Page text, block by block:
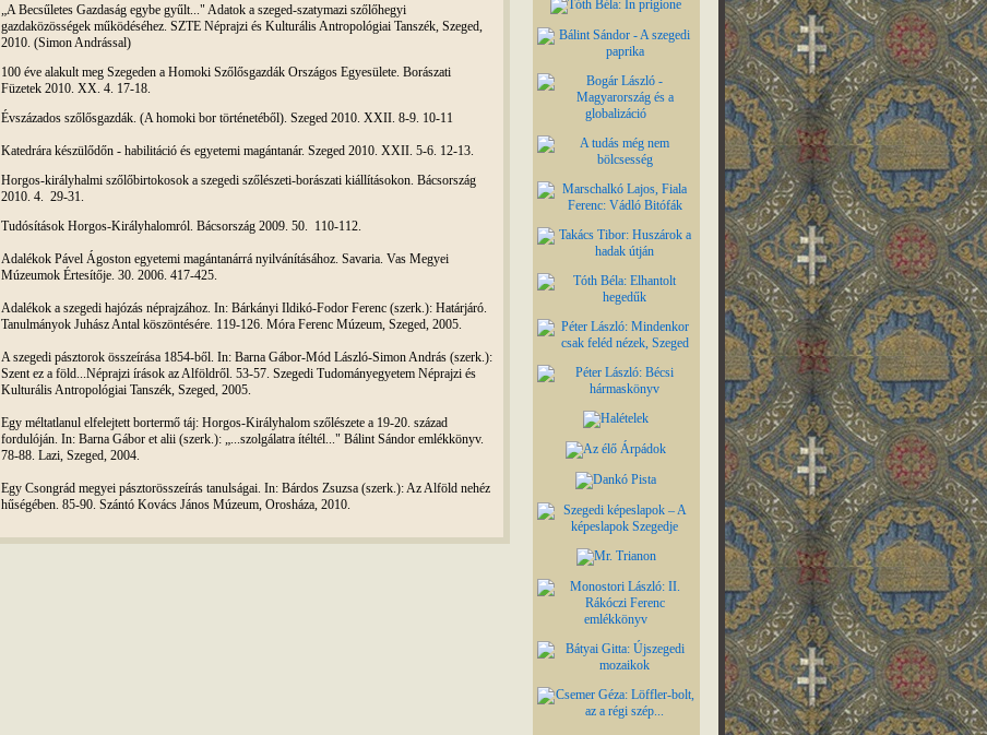
„A Becsűletes Gazdaság egybe gyűlt..." Adatok a szeged-szatymazi szőlőhegyi
gazdaközösségek működéséhez. SZTE Néprajzi és Kulturális Antropológiai Tanszék, Szeged,
2010. (Simon Andrással)
100 éve alakult meg Szegeden a Homoki Szőlősgazdák Országos Egyesülete. Borászati
Füzetek 2010. XX. 4. 17-18.
Évszázados szőlősgazdák. (A homoki bor történetéből). Szeged 2010. XXII. 8-9. 10-11
Katedrára készülődőn - habilitáció és egyetemi magántanár. Szeged 2010. XXII. 5-6. 12-13.
Horgos-királyhalmi szőlőbirtokosok a szegedi szőlészeti-borászati kiállításokon. Bácsország
2010. 4. 29-31.
Tudósítások Horgos-Királyhalomról. Bácsország 2009. 50. 110-112.
Adalékok Pável Ágoston egyetemi magántanárrá nyilvánításához. Savaria. Vas Megyei
Múzeumok Értesítője. 30. 2006. 417-425.
Adalékok a szegedi hajózás néprajzához. In: Bárkányi Ildikó-Fodor Ferenc (szerk.): Határjáró.
Tanulmányok Juhász Antal köszöntésére. 119-126. Móra Ferenc Múzeum, Szeged, 2005.
A szegedi pásztorok összeírása 1854-ből. In: Barna Gábor-Mód László-Simon András (szerk.):
Szent ez a föld...Néprajzi írások az Alföldről. 53-57. Szegedi Tudományegyetem Néprajzi és
Kulturális Antropológiai Tanszék, Szeged, 2005.
Egy méltatlanul elfelejtett bortermő táj: Horgos-Királyhalom szőlészete a 19-20. század
fordulóján. In: Barna Gábor et alii (szerk.): „...szolgálatra ítéltél..." Bálint Sándor emlékkönyv.
78-88. Lazi, Szeged, 2004.
Egy Csongrád megyei pásztorösszeírás tanulságai. In: Bárdos Zsuzsa (szerk.): Az Alföld nehéz
hűségében. 85-90. Szántó Kovács János Múzeum, Orosháza, 2010.